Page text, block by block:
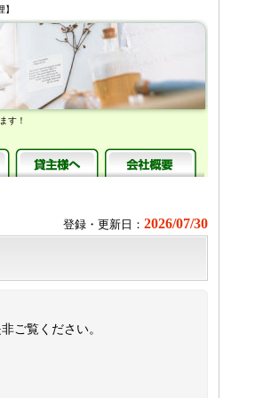
す！
登録・更新日： 2026/07/30
ご覧ください。